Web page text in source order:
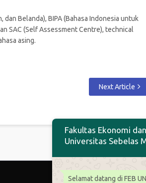
Belanda), BIPA (Bahasa Indonesia untuk
SAC (Self Assessment Centre), technical
asing.
Next Article
Fakultas Ekonomi
Universitas Sebelas
Selamat datang di FEB